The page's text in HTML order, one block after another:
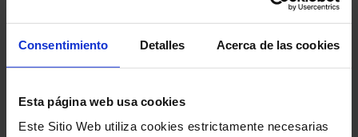
Consentimiento Detalles Acerca de las cookies
Esta página web usa cookies
Este Sitio Web utiliza cookies estrictamente necesarias
Serà una vetllada molt especial en què Mraz
representatives, explicant les històries i el
backgroundal darrere, a més d'estrenar també